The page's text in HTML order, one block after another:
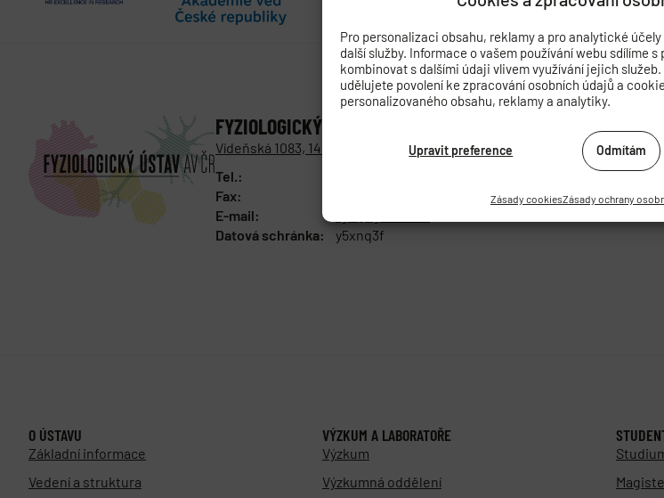
Pro personalizaci obsahu, reklamy a pro analytické
další služby. Informace o vašem používání webu sdílíme
kombinovat s dalšími údaji vlivem využívání jejich služeb.
udělujete povolení ke zpracování osobních údajů a
personalizovaného obsahu, reklamy a analytiky.
Odmítám
Upravit preference
Zásady cookiesZásady ochrany
FYZIOLOGICKÝ ÚSTAV AKADEMIE VĚD ČESKÉ REPUBLIKY
Vídeňská 1083, 142 00 Praha 4
Tel.:
Fax:
E-mail:
Datová schránka:
y5xnq3f
O ÚSTAVU
Základní informace
Vedení a struktura
VÝZKUM A LABORATOŘE
Výzkum
Výzkumná oddělení